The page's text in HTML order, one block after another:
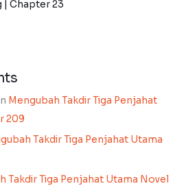
| Chapter 23
Mengubah Takdir Tiga Penjahat
209
Takdir Tiga Penjahat Utama
Takdir Tiga Penjahat Utama Novel